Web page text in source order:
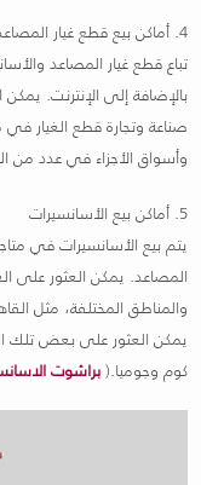
4. أماكن بيع قطع غيار
تباع قطع غيار المصاعد
بالإضافة إلى الإنترنت.
صناعة وتجارة قطع الغيار
وأسواق الأجزاء في عدد من
5. أماكن بيع الأسانسيرات
يتم بيع الأسانسيرات في
المصاعد. يمكن العثور على
والمناطق المختلفة، مثل
يمكن العثور على بعض تلك
كوم وجوميا.(براشوت